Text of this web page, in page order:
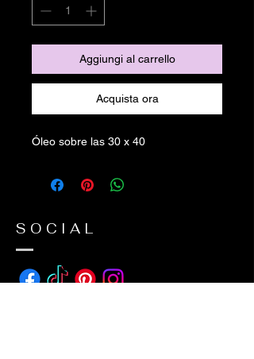
Aggiungi al carrello
Acquista ora
Óleo sobre las 30 x 40
SOCIAL